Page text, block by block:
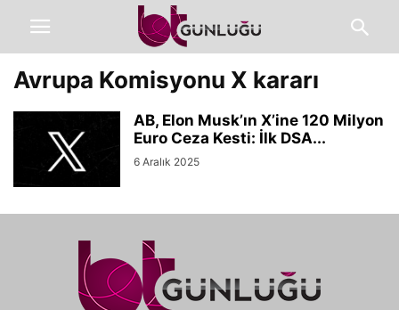
Avrupa Komisyonu X kararı
AB, Elon Musk’ın X’ine 120 Milyon
Euro Ceza Kesti: İlk DSA...
6 Aralık 2025